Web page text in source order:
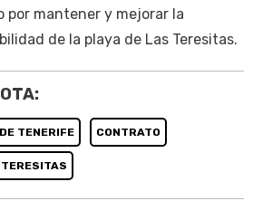
mantener y mejorar la
de la playa de Las Teresitas.
TENERIFE CONTRATO